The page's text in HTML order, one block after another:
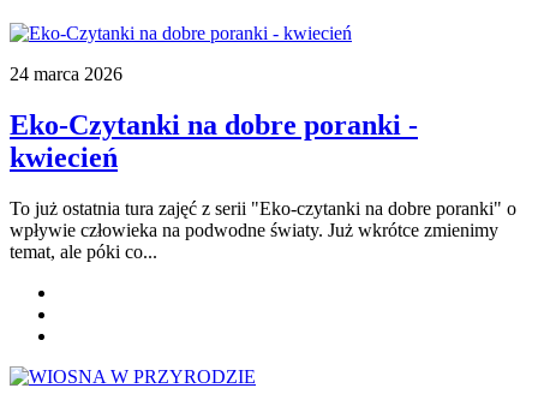
24 marca 2026
Eko-Czytanki na dobre poranki -
kwiecień
To już ostatnia tura zajęć z serii "Eko-czytanki na dobre poranki" o
wpływie człowieka na podwodne światy. Już wkrótce zmienimy
temat, ale póki co...